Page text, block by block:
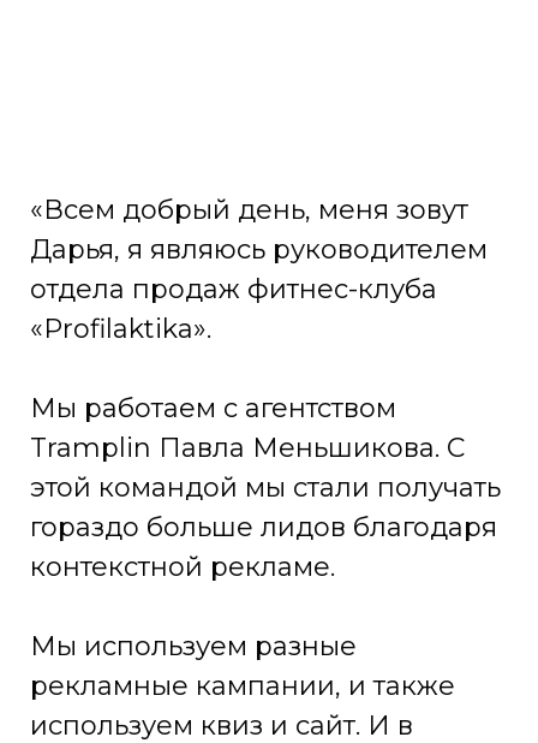
«Всем добрый день, меня зовут
Дарья, я являюсь руководителем
отдела продаж фитнес-клуба
«Profilaktika».
Мы работаем с агентством
Tramplin Павла Меньшикова. С
этой командой мы стали получать
гораздо больше лидов благодаря
контекстной рекламе.
Мы используем разные
рекламные кампании, и также
используем квиз и сайт. И в